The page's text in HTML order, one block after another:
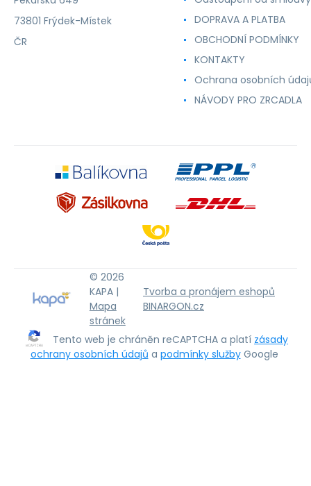
73801 Frýdek-Místek
ČR
DOPRAVA A PLATBA
OBCHODNÍ PODMÍNKY
KONTAKTY
Ochrana osobních
NÁVODY PRO ZRCADLA
© 2026
KAPA |
Mapa
stránek
Tvorba a pronájem eshopů
BINARGON.cz
Tento web je chráněn reCAPTCHA a platí zásady
ochrany osobních údajů a podmínky služby Google